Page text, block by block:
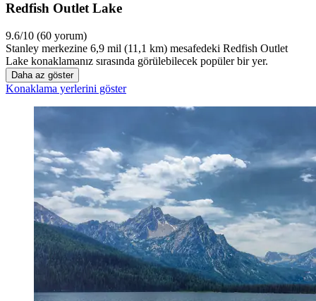
Redfish Outlet Lake
9.6/10 (60 yorum)
Stanley merkezine 6,9 mil (11,1 km) mesafedeki Redfish Outlet
Lake konaklamanız sırasında görülebilecek popüler bir yer.
Daha az göster
Konaklama yerlerini göster